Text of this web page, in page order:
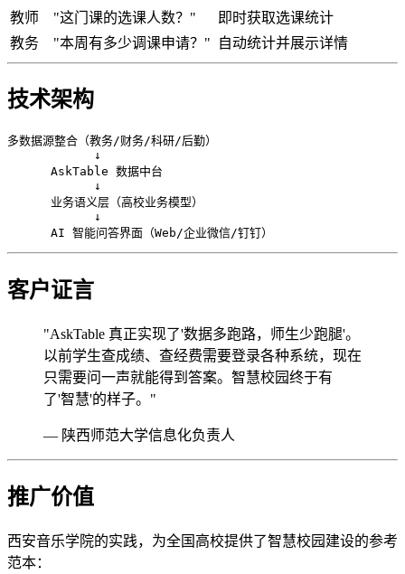
教师 "这门课的选课人数？"
即时获取选课统计
教务
"本周有多少调课申请？" 自动统计并展示详情
技术架构
多数据源整合（教务/财务/科研/后勤）
            ↓
      AskTable 数据中台
            ↓
      业务语义层（高校业务模型）
            ↓
客户证言
"AskTable 真正实现了'数据多跑路，师生少跑腿'。
以前学生查成绩、查经费需要登录各种系统，现在
只需要问一声就能得到答案。智慧校园终于有
了'智慧'的样子。"
— 陕西师范大学信息化负责人
推广价值
西安音乐学院的实践，为全国高校提供了智慧校园建设的参考
范本：